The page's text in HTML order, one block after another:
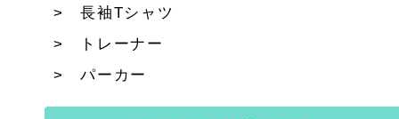
長袖Tシャツ
トレーナー
パーカー